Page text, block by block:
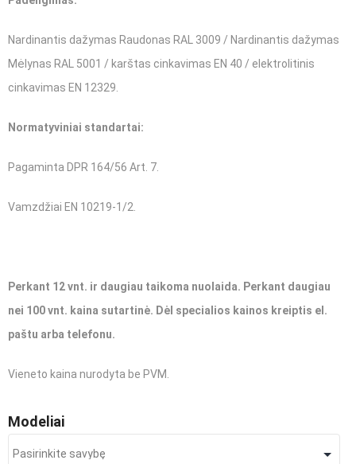
Nardinantis dažymas Raudonas RAL 3009 / Nardinantis dažymas
Mėlynas RAL 5001 / karštas cinkavimas EN 40 / elektrolitinis
cinkavimas EN 12329.
Normatyviniai standartai:
Pagaminta DPR 164/56 Art. 7.
Vamzdžiai EN 10219-1/2.
Perkant 12 vnt. ir daugiau taikoma nuolaida. Perkant daugiau
nei 100 vnt. kaina sutartinė. Dėl specialios kainos kreiptis el.
paštu arba telefonu.
Vieneto kaina nurodyta be PVM.
Modeliai